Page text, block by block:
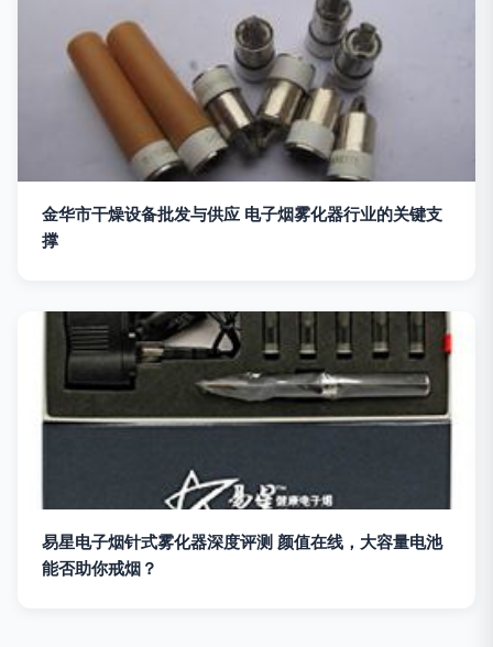
金华市干燥设备批发与供应 电子烟雾化器行业的关键支
撑
易星电子烟针式雾化器深度评测 颜值在线，大容量电池
能否助你戒烟？